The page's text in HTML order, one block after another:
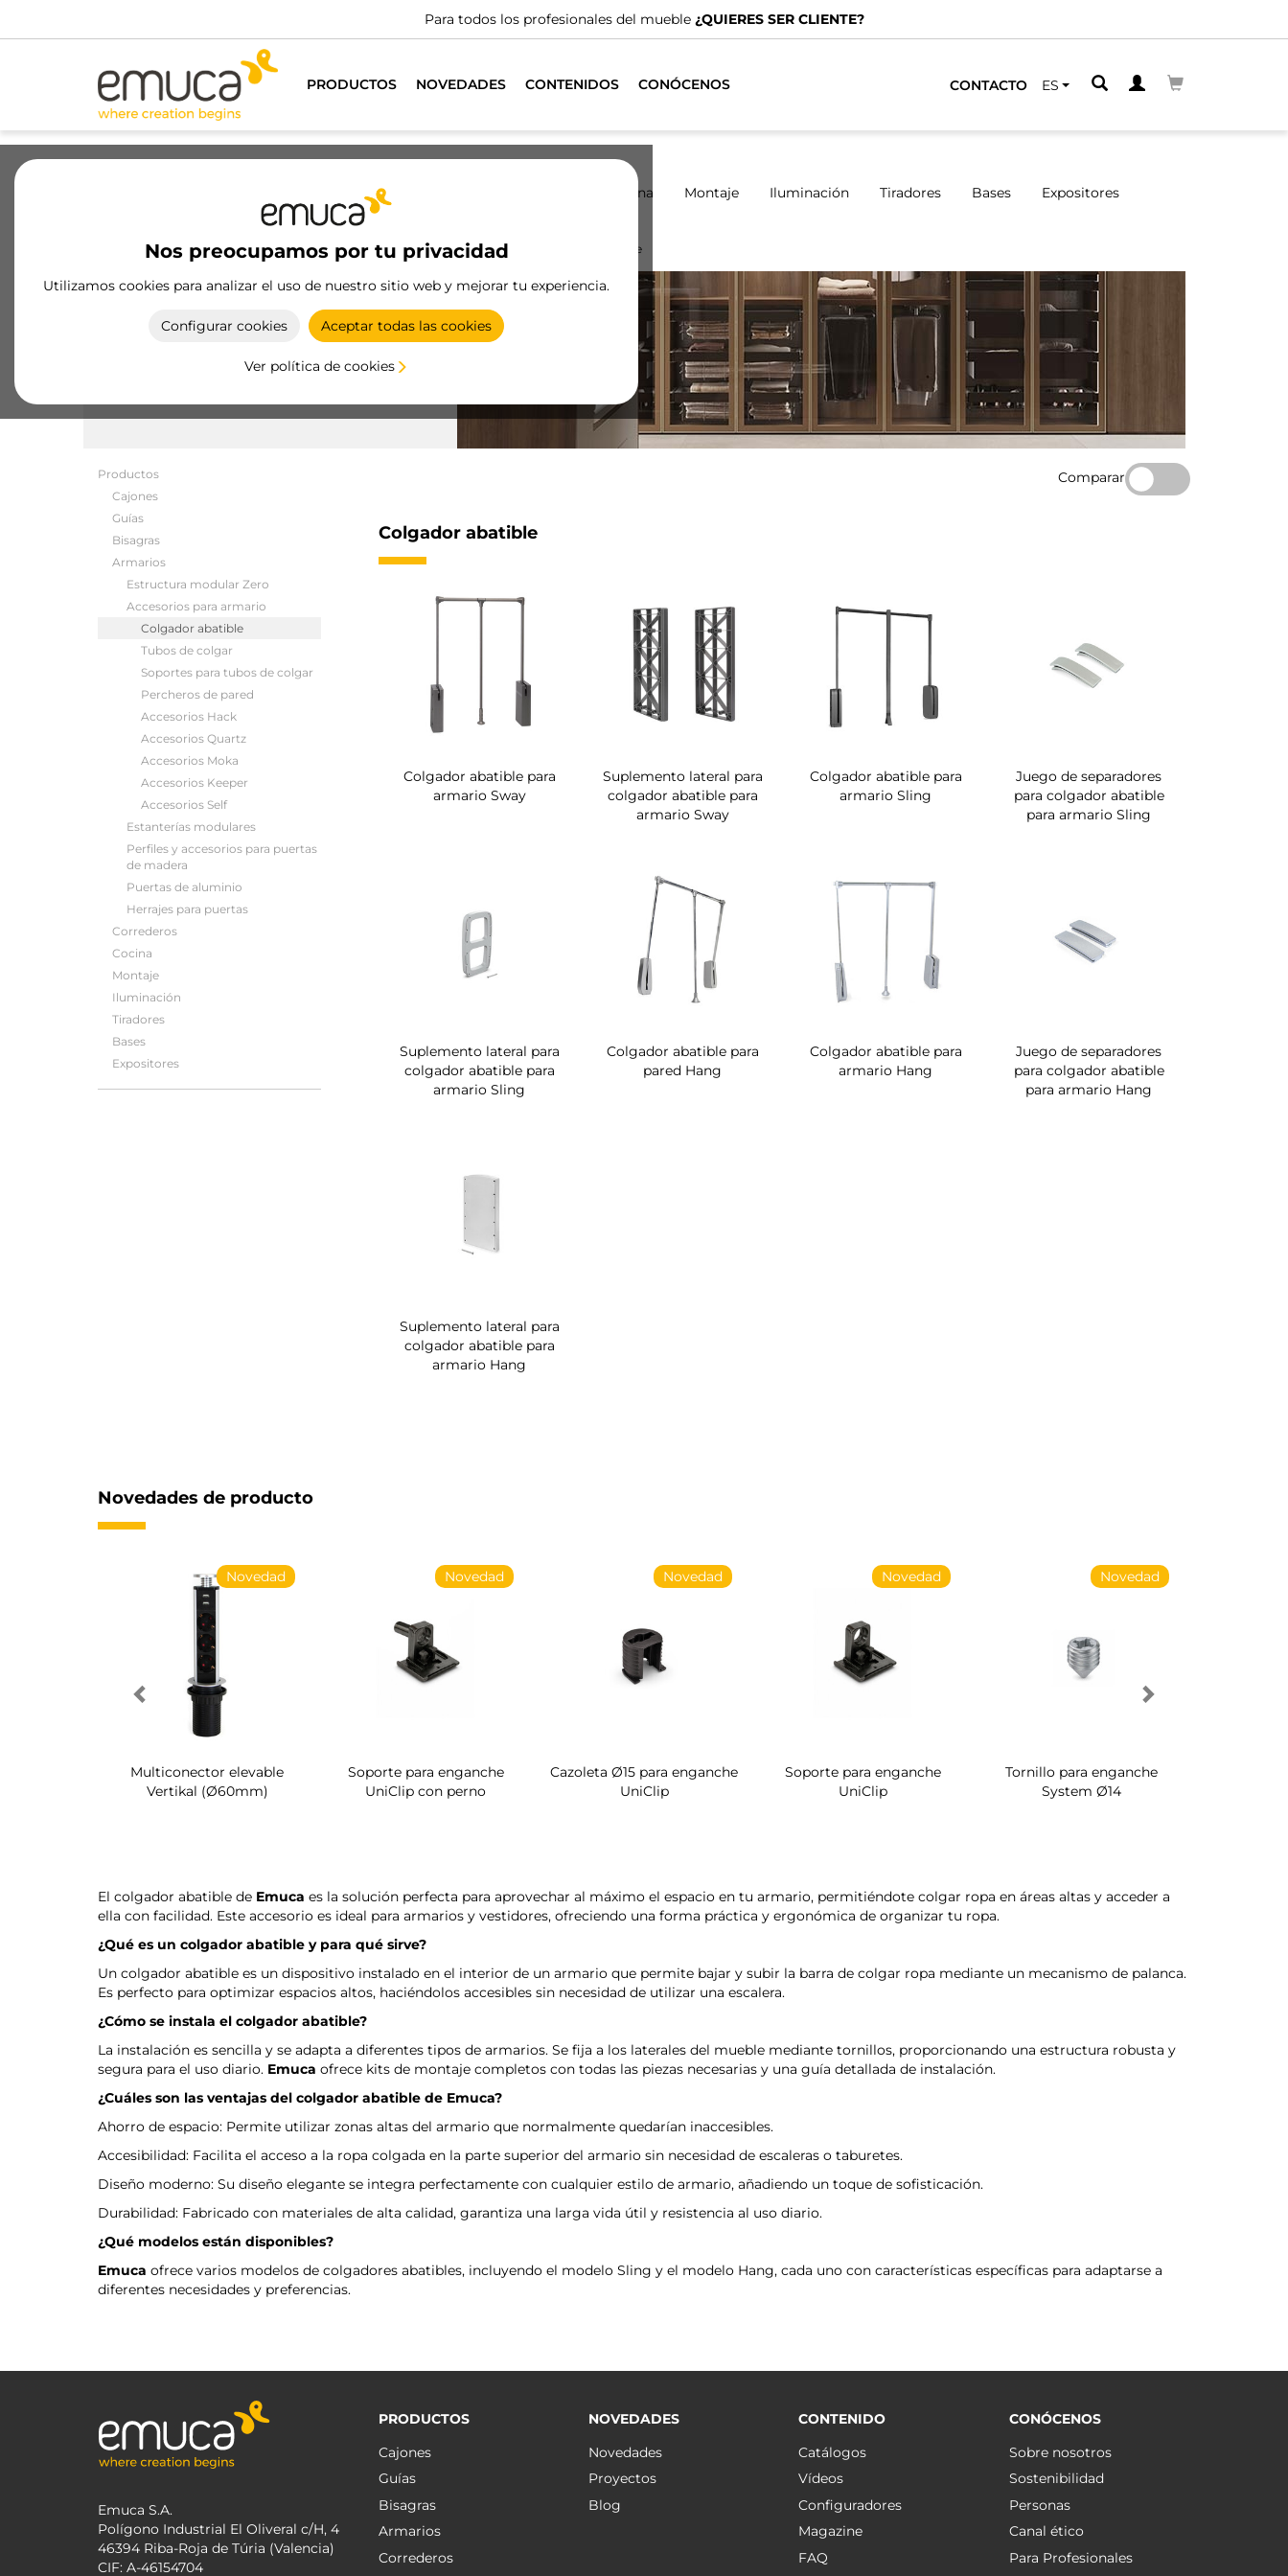
Para todos los profesionales del mueble ¿QUIERES SER CLIENTE?
PRODUCTOS NOVEDADES CONTENIDOS CONÓCENOS CONTACTO ES
Nos preocupamos por tu privacidad
Utilizamos cookies para analizar el uso de nuestro sitio web y mejorar tu experiencia.
Configurar cookies Aceptar todas las cookies
Ver política de cookies
Bisagras Cocina Montaje Iluminación Tiradores Bases Expositores
Productos Armarios Accesorios para armario Colgador abatible
Optimiza el espacio de tu armario con el colgador
abatible de Emuca, diseño moderno y
Productos
Cajones
Guías
Bisagras
Armarios
Estructura modular Zero
Accesorios para armario
Colgador abatible
Tubos de colgar
Soportes para tubos de colgar
Percheros de pared
Accesorios Hack
Accesorios Quartz
Accesorios Moka
Accesorios Keeper
Accesorios Self
Estanterías modulares
Perfiles y accesorios para puertas
de madera
Puertas de aluminio
Herrajes para puertas
Correderos
Cocina
Montaje
Iluminación
Tiradores
Bases
Expositores
Comparar
Colgador abatible
Colgador abatible para
armario Sway
Suplemento lateral para
colgador abatible para
armario Sway
Colgador abatible para
armario Sling
Juego de separadores
para colgador abatible
para armario Sling
Suplemento lateral para
colgador abatible para
armario Sling
Colgador abatible para
pared Hang
Colgador abatible para
armario Hang
Juego de separadores
para colgador abatible
para armario Hang
Suplemento lateral para
colgador abatible para
armario Hang
Novedades de producto
Novedad
Multiconector elevable
Vertikal (Ø60mm)
Novedad
Soporte para enganche
UniClip con perno
Novedad
Cazoleta Ø15 para enganche
UniClip
Novedad
Soporte para enganche
UniClip
Novedad
Tornillo para enganche
System Ø14
El colgador abatible de Emuca es la solución perfecta para aprovechar al máximo el espacio en tu armario, permitiéndote colgar ropa en áreas altas y acceder a
ella con facilidad. Este accesorio es ideal para armarios y vestidores, ofreciendo una forma práctica y ergonómica de organizar tu ropa.
¿Qué es un colgador abatible y para qué sirve?
Un colgador abatible es un dispositivo instalado en el interior de un armario que permite bajar y subir la barra de colgar ropa mediante un mecanismo de palanca.
Es perfecto para optimizar espacios altos, haciéndolos accesibles sin necesidad de utilizar una escalera.
¿Cómo se instala el colgador abatible?
La instalación es sencilla y se adapta a diferentes tipos de armarios. Se fija a los laterales del mueble mediante tornillos, proporcionando una estructura robusta y
segura para el uso diario. Emuca ofrece kits de montaje completos con todas las piezas necesarias y una guía detallada de instalación.
¿Cuáles son las ventajas del colgador abatible de Emuca?
Ahorro de espacio: Permite utilizar zonas altas del armario que normalmente quedarían inaccesibles.
Accesibilidad: Facilita el acceso a la ropa colgada en la parte superior del armario sin necesidad de escaleras o taburetes.
Diseño moderno: Su diseño elegante se integra perfectamente con cualquier estilo de armario, añadiendo un toque de sofisticación.
Durabilidad: Fabricado con materiales de alta calidad, garantiza una larga vida útil y resistencia al uso diario.
¿Qué modelos están disponibles?
Emuca ofrece varios modelos de colgadores abatibles, incluyendo el modelo Sling y el modelo Hang, cada uno con características específicas para adaptarse a
diferentes necesidades y preferencias.
Emuca S.A.
Polígono Industrial El Oliveral c/H, 4
46394 Riba-Roja de Túria (Valencia)
CIF: A-46154704
PRODUCTOS
Cajones
Guías
Bisagras
Armarios
Correderos
NOVEDADES
Novedades
Proyectos
Blog
CONTENIDO
Catálogos
Vídeos
Configuradores
Magazine
FAQ
CONÓCENOS
Sobre nosotros
Sostenibilidad
Personas
Canal ético
Para Profesionales